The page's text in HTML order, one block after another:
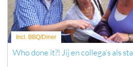
Incl. BBQ/Diner
Who done it?! Jij en collega's als